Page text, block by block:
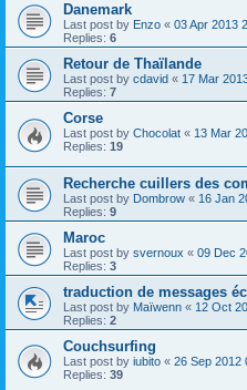
Danemark
Last post by Enzo « 03 Apr 2013
Replies: 6
Retour de Thaïlande
Last post by cdavid « 17 Mar
Replies: 7
Corse
Last post by Chocolat « 13 Mar
Replies: 19
Recherche cuillers des
Last post by Dombrow « 16 Jan
Replies: 9
Maroc
Last post by svernoux « 09 Dec
Replies: 3
traduction de messages
Last post by Maïwenn « 12 Oct
Replies: 2
Couchsurfing
Last post by iubito « 26 Sep 2012
Replies: 39